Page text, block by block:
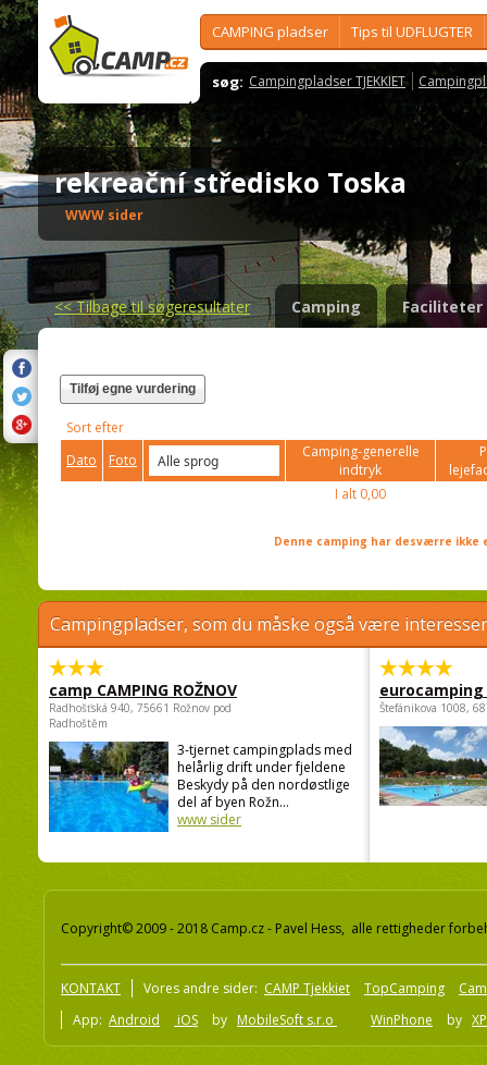
CAMPING pladser Tips til UDFLUGTER
søg: Campingpladser TJEKKIET
rekreační středisko Toska
WWW sider
<<Tilbage til søgeresultater Camping Faciliteter
Tilføj egne vurdering
Sort efter
Dato
Foto
Camping-generelle
indtryk
I alt 0,00
Denne camping har desværre
Campingpladser, som du måske også være
camp CAMPING ROŽNOV
Radhošťská 940, 75661 Rožnov pod
Radhoštěm
3-tjernet campingplads med
helårlig drift under fjeldene
Beskydy på den nordøstlige
del af byen Rožn...
www sider
Štefánikova 1008,
Copyright© 2009 - 2018 Camp.cz - Pavel Hess, alle rettigheder
KONTAKT Vores andre sider: CAMP Tjekkiet TopCamping
App: Android iOS by MobileSoft s.r.o WinPhone by